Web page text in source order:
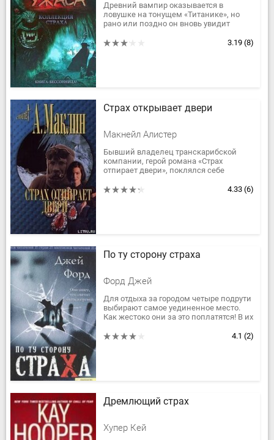
Древний вампир оказывается в
ловушке на тонущем «Титанике», но
рано или поздно он вновь увидит
превращается в его самый страшный...
3.19 (8)
Страх открывает двери
Макнейл Алистер
Бывший владелец транскарибской
компании, герой романа «Страх
отпирает двери», поклялся себе
причиной гибели самых близких ему
4.33 (6)
По ту сторону страха
Форд Джей
Для отдыха за городом четыре подрути
выбирают самое уединенное место.
Как жестоко они за это поплатятся! В их
чтобы забрать спрятанное...
4.1 (2)
Дремлющий страх
Хупер Кей